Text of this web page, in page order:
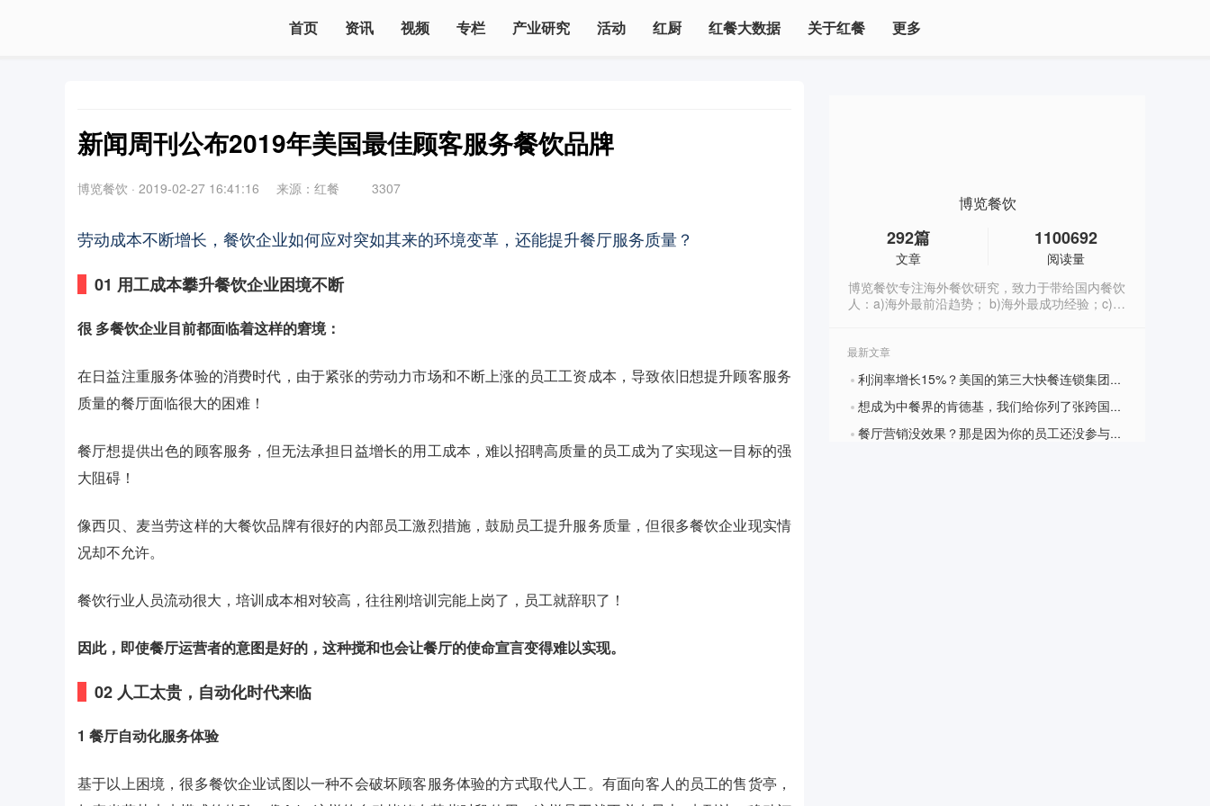
首页 资讯 视频 专栏 产业研究 活动 红厨 红餐大数据 关于红餐 更多
新闻周刊公布2019年美国最佳顾客服务餐饮品牌
博览餐饮 · 2019-02-27 16:41:16 来源：红餐 3307
劳动成本不断增长，餐饮企业如何应对突如其来的环境变革，还能提升餐厅服务质量？
01 用工成本攀升餐饮企业困境不断
很 多餐饮企业目前都面临着这样的窘境：
在日益注重服务体验的消费时代，由于紧张的劳动力市场和不断上涨的员工工资成本，导致依旧想提升顾客服务
质量的餐厅面临很大的困难！
餐厅想提供出色的顾客服务，但无法承担日益增长的用工成本，难以招聘高质量的员工成为了实现这一目标的强
大阻碍！
像西贝、麦当劳这样的大餐饮品牌有很好的内部员工激烈措施，鼓励员工提升服务质量，但很多餐饮企业现实情
况却不允许。
餐饮行业人员流动很大，培训成本相对较高，往往刚培训完能上岗了，员工就辞职了！
因此，即使餐厅运营者的意图是好的，这种搅和也会让餐厅的使命宣言变得难以实现。
02 人工太贵，自动化时代来临
1 餐厅自动化服务体验
基于以上困境，很多餐饮企业试图以一种不会破坏顾客服务体验的方式取代人工。有面向客人的员工的售货亭，
博览餐饮
292篇
文章
1100692
阅读量
博览餐饮专注海外餐饮研究，致力于带给国内餐饮
人：a)海外最前沿趋势； b)海外最成功经验；c)海
信号:bolancanyin2017）
最新文章
? 利润率增长15%？美国的第三大快餐连锁集团温迪3大战略完美抢占市场份额......
? 想成为中餐界的肯德基，我们给你列了张跨国扩张必备清单
? 餐厅营销没效果？那是因为你的员工还没参与进来